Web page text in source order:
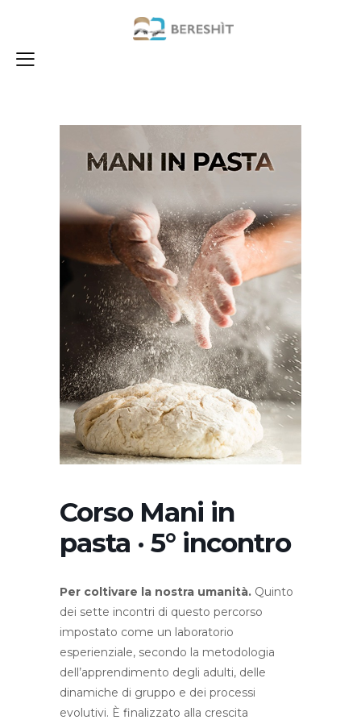
Corso Mani in
pasta · 5° incontro
Per coltivare la nostra umanità. Quinto
dei sette incontri di questo percorso
impostato come un laboratorio
esperienziale, secondo la metodologia
dell’apprendimento degli adulti, delle
dinamiche di gruppo e dei processi
evolutivi. È finalizzato alla crescita